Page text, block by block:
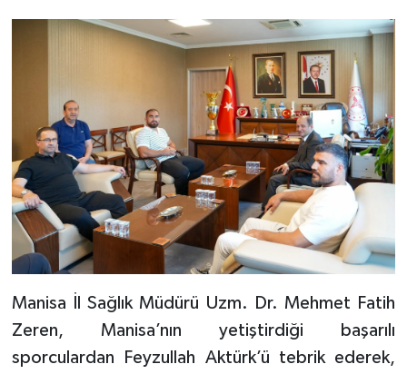
Manisa İl Sağlık Müdürü Uzm. Dr. Mehmet Fatih
Zeren, Manisa’nın yetiştirdiği başarılı
sporculardan Feyzullah Aktürk’ü tebrik ederek,